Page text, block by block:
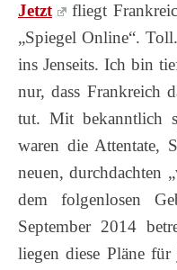
Jetzt
fliegt
„Spiegel Online“.
ins Jenseits. Ich bin
nur, dass Frankreich
tut. Mit bekanntlich
waren die Attentate,
neuen, durchdachten
dem folgenlosen
September 2014
liegen diese Pläne